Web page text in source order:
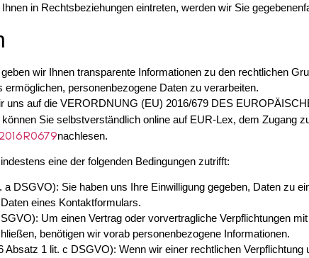
in Rechtsbeziehungen eintreten, werden wir Sie
wir Ihnen transparente Informationen zu den rechtlichen
personenbezogene Daten zu verarbeiten.
uns auf die VERORDNUNG (EU) 2016/679 DES
Sie selbstverständlich online auf EUR-Lex, dem Zugang
nachlesen.
eine der folgenden Bedingungen zutrifft:
a DSGVO): Sie haben uns Ihre Einwilligung gegeben, Daten zu
eines Kontaktformulars.
Um einen Vertrag oder vorvertragliche Verpflichtungen
benötigen wir vorab personenbezogene Informationen.
Absatz 1 lit. c DSGVO): Wenn wir einer rechtlichen